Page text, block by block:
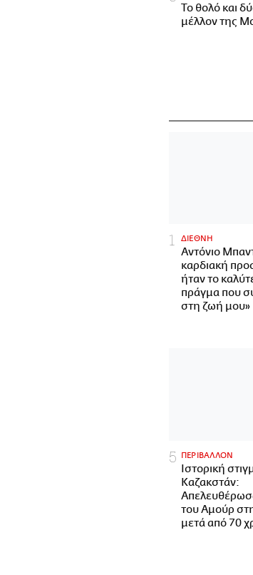
Το θολό και
μέλλον της
ΔΙΕΘΝΗ
Αντόνιο
καρδιακή
ήταν το
πράγμα που
στη ζωή μου»
ΠΕΡΙΒΑΛΛΟΝ
Ιστορική
Καζακστάν:
του Αμούρ
μετά από 70